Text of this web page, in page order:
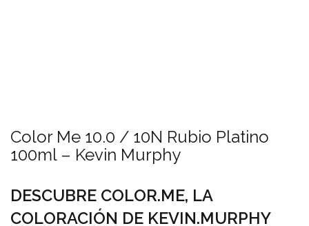
Color Me 10.0 / 10N Rubio Platino
100ml – Kevin Murphy
DESCUBRE COLOR.ME, LA
COLORACIÓN DE KEVIN.MURPHY